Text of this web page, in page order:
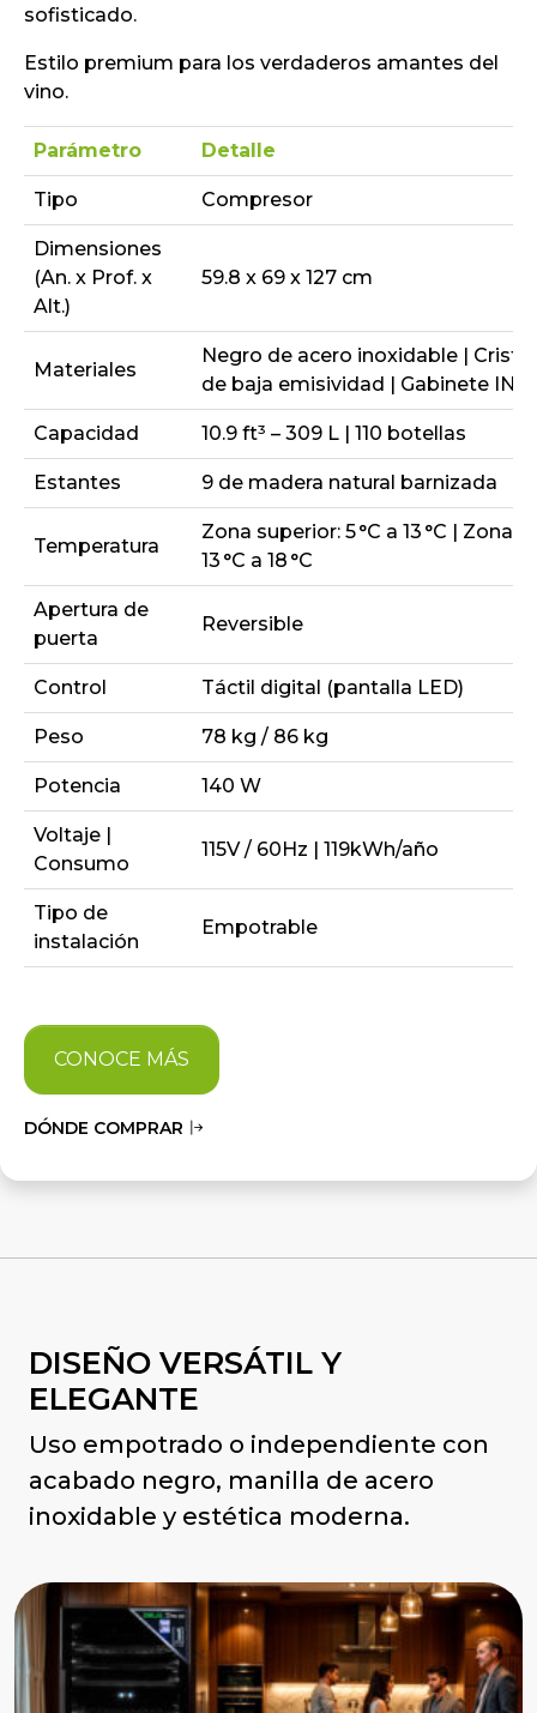
sofisticado.
Estilo premium para los verdaderos amantes del
vino.
Parámetro Detalle
Tipo Compresor
Dimensiones
(An. x Prof. x
Alt.)
59.8 x 69 x 127 cm
Materiales
Negro de acero inoxidable |
de baja emisividad | Gabinete
Capacidad 10.9 ft³ – 309 L | 110 botellas
Estantes 9 de madera natural barnizada
Temperatura
Zona superior: 5 °C a 13 °C | Zona
13 °C a 18 °C
Apertura de
puerta
Reversible
Control Táctil digital (pantalla LED)
Peso 78 kg / 86 kg
Potencia 140 W
Voltaje |
Consumo
115V / 60Hz | 119kWh/año
Tipo de
instalación
Empotrable
CONOCE MÁS
DÓNDE COMPRAR
DISEÑO VERSÁTIL Y
ELEGANTE
Uso empotrado o independiente con
acabado negro, manilla de acero
inoxidable y estética moderna.